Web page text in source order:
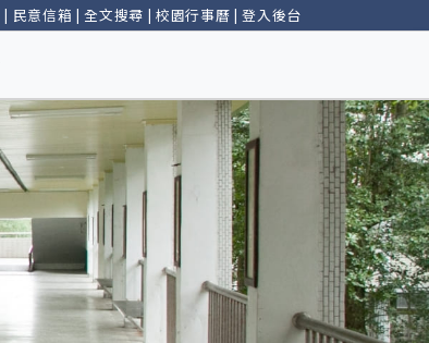
| 民意信箱 |全文搜尋 | 校園行事曆 |登入後台